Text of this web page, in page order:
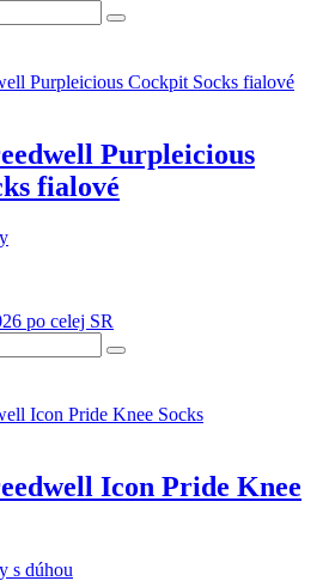
Purpleicious
fialové
po celej SR
Icon Pride Knee
s dúhou